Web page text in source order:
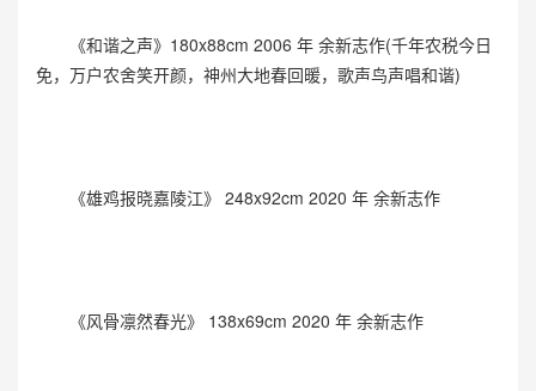
《和谐之声》180x88cm 2006 年 余新志作(千年农税今日
免，万户农舍笑开颜，神州大地春回暖，歌声鸟声唱和谐)
《雄鸡报晓嘉陵江》 248x92cm 2020 年 余新志作
《风骨凛然春光》 138x69cm 2020 年 余新志作